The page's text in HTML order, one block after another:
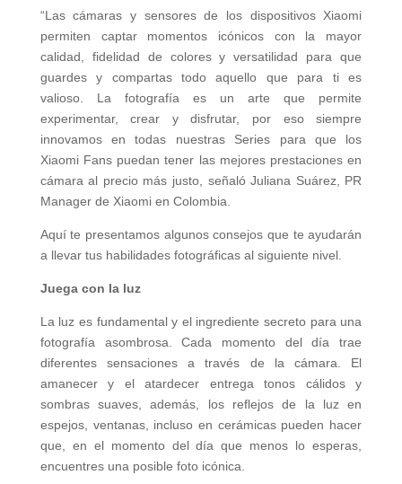
“Las cámaras y sensores de los dispositivos Xiaomi
permiten captar momentos icónicos con la mayor
calidad, fidelidad de colores y versatilidad para que
guardes y compartas todo aquello que para ti es
valioso. La fotografía es un arte que permite
experimentar, crear y disfrutar, por eso siempre
innovamos en todas nuestras Series para que los
Xiaomi Fans puedan tener las mejores prestaciones en
cámara al precio más justo, señaló Juliana Suárez, PR
Manager de Xiaomi en Colombia.
Aquí te presentamos algunos consejos que te ayudarán
a llevar tus habilidades fotográficas al siguiente nivel.
Juega con la luz
La luz es fundamental y el ingrediente secreto para una
fotografía asombrosa. Cada momento del día trae
diferentes sensaciones a través de la cámara. El
amanecer y el atardecer entrega tonos cálidos y
sombras suaves, además, los reflejos de la luz en
espejos, ventanas, incluso en cerámicas pueden hacer
que, en el momento del día que menos lo esperas,
encuentres una posible foto icónica.